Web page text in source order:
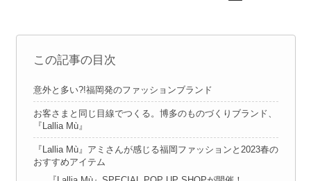
この記事の目次
意外と多い?!福岡発のファッションブランド
お客さまと同じ目線でつくる。博多のものづくりブランド、
『Lallia Mù』
『Lallia Mù』アミさんが感じる福岡ファッションと2023春の
おすすめアイテム